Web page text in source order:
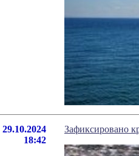
29.10.2024
18:42
Зафиксировано